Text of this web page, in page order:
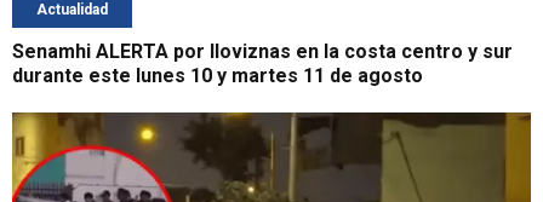
Actualidad
Senamhi ALERTA por lloviznas en la costa centro y sur
durante este lunes 10 y martes 11 de agosto